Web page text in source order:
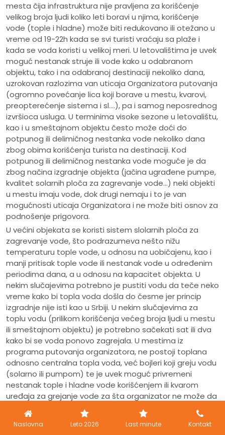
mesta čija infrastruktura nije pravljena za korišćenje
velikog broja ljudi koliko leti boravi u njima, korišćenje
vode (tople i hladne) može biti redukovano ili otežano u
vreme od 19-22h kada se svi turisti vraćaju sa plaže i
kada se voda koristi u velikoj meri. U letovalištima je uvek
moguć nestanak struje ili vode kako u odabranom
objektu, tako i na odabranoj destinaciji nekoliko dana,
uzrokovan razlozima van uticaja Organizatora putovanja
(ogromno povećanje lica koji borave u mestu, kvarovi,
preopterećenje sistema i sl.…), pa i samog neposrednog
izvršioca usluga. U terminima visoke sezone u letovalištu,
kao i u smeštajnom objektu često može doći do
potpunog ili delimičnog nestanka vode nekoliko dana
zbog obima korišćenja turista na destinaciji. Kod
potpunog ili delimičnog nestanka vode moguće je da
zbog načina izgradnje objekta (jačina ugrađene pumpe,
kvalitet solarnih ploča za zagrevanje vode…) neki objekti
u mestu imaju vode, dok drugi nemaju i to je van
mogućnosti uticaja Organizatora i ne može biti osnov za
podnošenje prigovora.
U većini objekata se koristi sistem slolarnih ploča za
zagrevanje vode, što podrazumeva nešto nižu
temperaturu tople vode, u odnosu na uobičajenu, kao i
manji pritisak tople vode ili nestanak vode u određenim
periodima dana, a u odnosu na kapacitet objekta. U
nekim slučajevima potrebno je pustiti vodu da teče neko
vreme kako bi topla voda došla do česme jer princip
izgradnje nije isti kao u Srbiji. U nekim slučajevima za
toplu vodu (prilikom korišćenja većeg broja ljudi u mestu
ili smeštajnom objektu) je potrebno sačekati sat ili dva
kako bi se voda ponovo zagrejala. U mestima iz
programa putovanja organizatora, ne postoji toplana
odnosno centralna topla voda, već bojleri koji greju vodu
(solarno ili pumpom) te je uvek moguć privremeni
nestanak tople i hladne vode korišćenjem ili kvarom
uređaja za grejanje vode za šta organizator ne može da
bude odgovoran. Usled kvara pumpe ili većeg korišćenja
vode moguće je da viši spratovi u pojedinim delovima
dana ostanu bez odgovarajućeg pritiska vode ili
Naslovna Leto 2026 Last minute Kontakt